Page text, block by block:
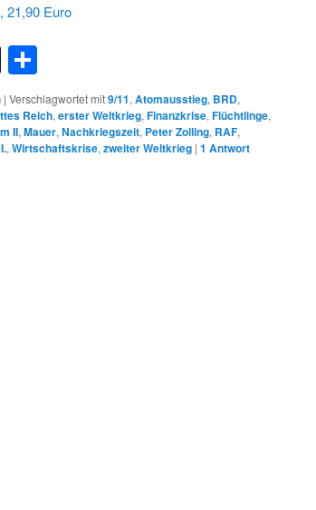
21,90 Euro
Tumblr
| Verschlagwortet mit9/11, Atomausstieg, BRD,
Reich, erster Weltkrieg, Finanzkrise, Flüchtlinge,
II, Mauer, Nachkriegszeit, Peter Zolling, RAF,
, Wirtschaftskrise, zweiter Weltkrieg | 1 Antwort